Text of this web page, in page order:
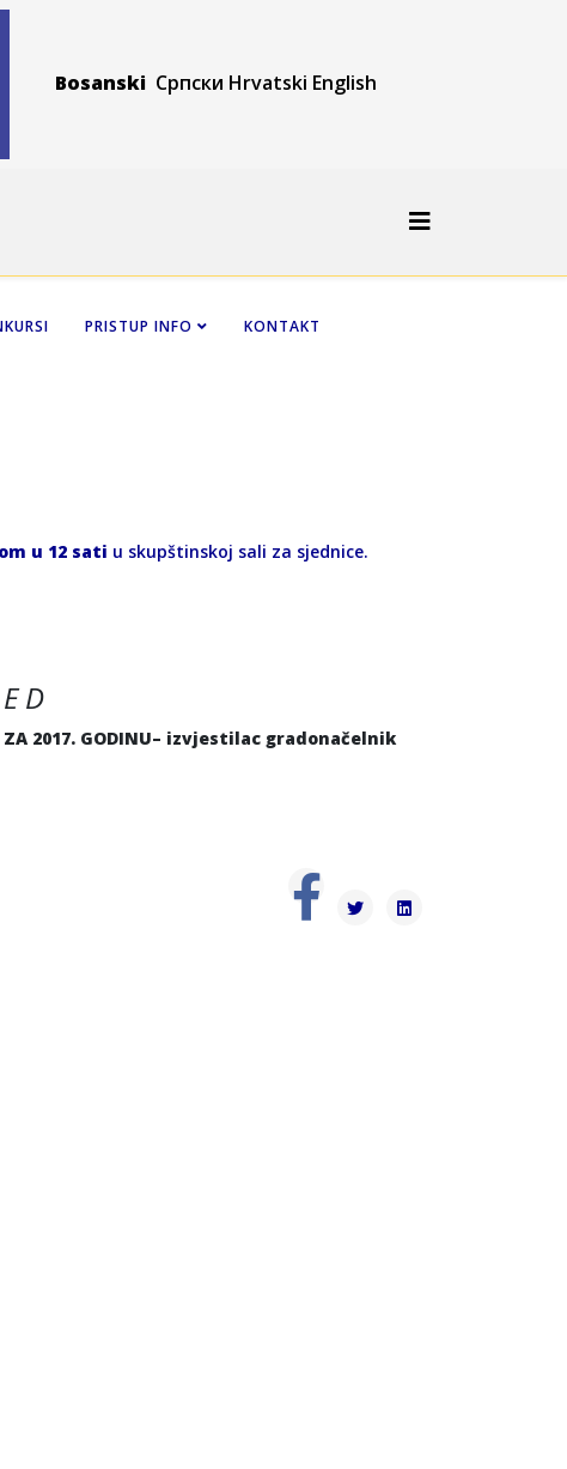
Bosanski Српски Hrvatski English
PRISTUP INFO KONTAKT
u 12 sati u skupštinskoj sali za sjednice.
D
ZA 2017. GODINU– izvjestilac gradonačelnik